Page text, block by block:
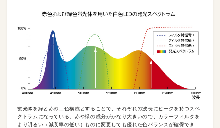
蛍光体を緑と赤の二色構成とすることで、それぞれの波長にピークを持つスペ
クトラムになっている。赤や緑の成分がかなり大きいので、カラーフィルタを
より明るい（減衰率の低い）ものに変更しても優れた色バランスが確保でき